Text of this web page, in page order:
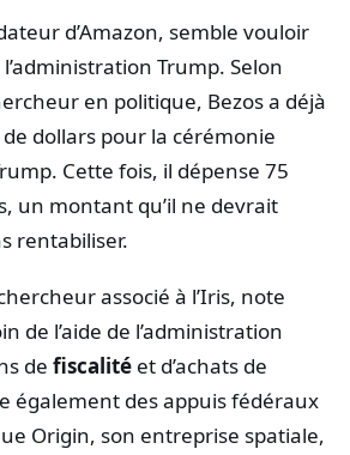
d’Amazon, semble vouloir
Trump. Selon
en politique, Bezos a déjà
dollars pour la cérémonie
Cette fois, il dépense 75
un montant qu’il ne devrait
rentabiliser.
associé à l’Iris, note
de l’aide de l’administration
de fiscalité et d’achats de
également des appuis fédéraux
Origin, son entreprise spatiale,